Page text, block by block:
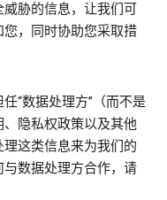
胁的信息，让我们可
，同时协助您采取措
“数据处理方”（而不是
隐私权政策以及其他
这类信息来为我们的
数据处理方合作，请